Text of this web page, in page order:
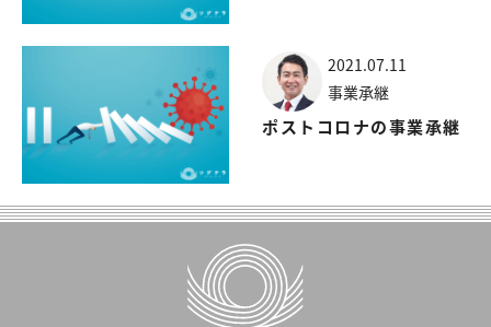
2021.07.11
事業承継
ポストコロナの事業承継